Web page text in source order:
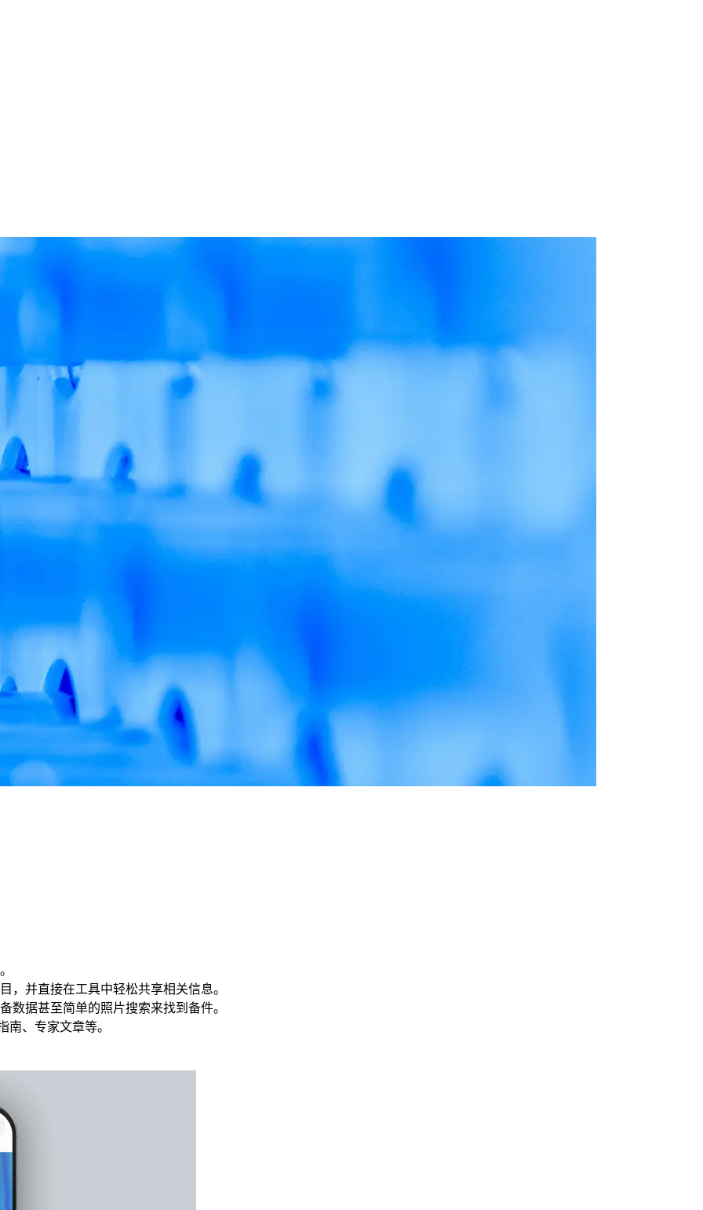
，并直接在工具中轻松共享相关信息。
数据甚至简单的照片搜索来找到备件。
南、专家文章等。